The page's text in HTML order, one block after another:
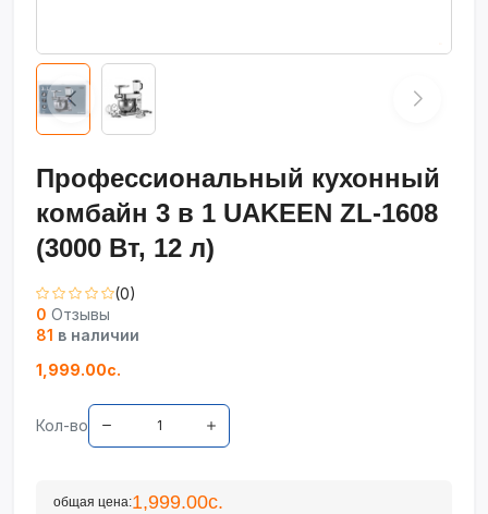
Профессиональный кухонный
комбайн 3 в 1 UAKEEN ZL-1608
(3000 Вт, 12 л)
(0)
0 Отзывы
81 в наличии
1,999.00с.
Кол-во
общая цена:1,999.00с.